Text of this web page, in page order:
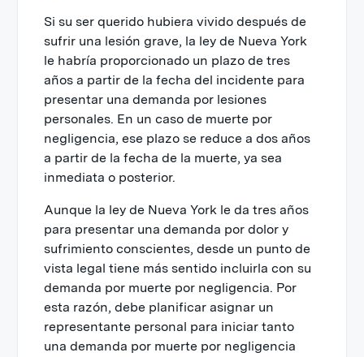
Si su ser querido hubiera vivido después de
sufrir una lesión grave, la ley de Nueva York
le habría proporcionado un plazo de tres
años a partir de la fecha del incidente para
presentar una demanda por lesiones
personales. En un caso de muerte por
negligencia, ese plazo se reduce a dos años
a partir de la fecha de la muerte, ya sea
inmediata o posterior.
Aunque la ley de Nueva York le da tres años
para presentar una demanda por dolor y
sufrimiento conscientes, desde un punto de
vista legal tiene más sentido incluirla con su
demanda por muerte por negligencia. Por
esta razón, debe planificar asignar un
representante personal para iniciar tanto
una demanda por muerte por negligencia